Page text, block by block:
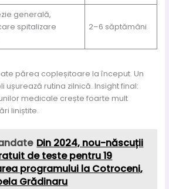
generală,
spitalizare
2–6 săptămâni
părea copleșitoare la început. Un
ușurează rutina zilnică. Insight final:
medicale crește foarte mult
liniștite.
Din 2024, nou-născuții
de teste pentru 19
programului la Cotroceni,
Grădinaru